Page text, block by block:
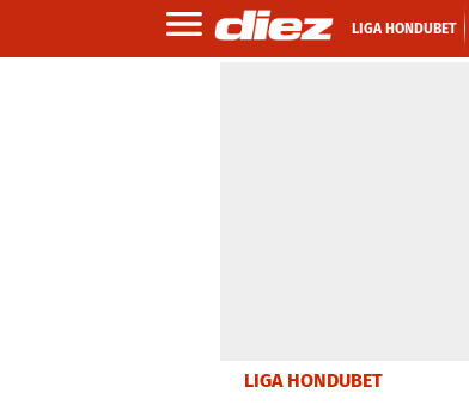
LIGA HONDUBET
LIGA HONDUBET